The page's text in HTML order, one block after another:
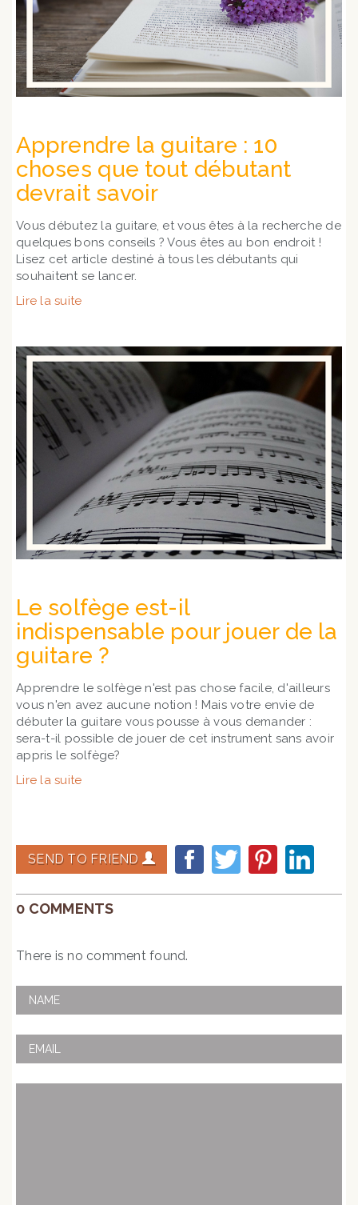
Apprendre la guitare : 10
choses que tout débutant
devrait savoir
Vous débutez la guitare, et vous êtes à la recherche de
quelques bons conseils ? Vous êtes au bon endroit !
Lisez cet article destiné à tous les débutants qui
souhaitent se lancer.
Lire la suite
Le solfège est-il
indispensable pour jouer de la
guitare ?
Apprendre le solfège n'est pas chose facile, d'ailleurs
vous n'en avez aucune notion ! Mais votre envie de
débuter la guitare vous pousse à vous demander :
sera-t-il possible de jouer de cet instrument sans avoir
appris le solfège?
Lire la suite
SEND TO FRIEND
0 COMMENTS
There is no comment found.